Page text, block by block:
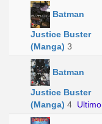
Batman
Justice Buster
(Manga) 3
Batman
Justice Buster
(Manga) 4 Ultimo